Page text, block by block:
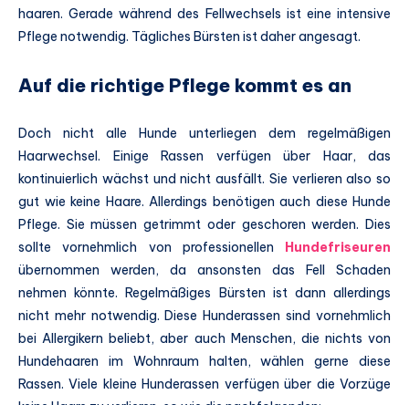
haaren. Gerade während des Fellwechsels ist eine intensive
Pflege notwendig. Tägliches Bürsten ist daher angesagt.
Auf die richtige Pflege kommt es an
Doch nicht alle Hunde unterliegen dem regelmäßigen
Haarwechsel. Einige Rassen verfügen über Haar, das
kontinuierlich wächst und nicht ausfällt. Sie verlieren also so
gut wie keine Haare. Allerdings benötigen auch diese Hunde
Pflege. Sie müssen getrimmt oder geschoren werden. Dies
sollte vornehmlich von professionellen Hundefriseuren
übernommen werden, da ansonsten das Fell Schaden
nehmen könnte. Regelmäßiges Bürsten ist dann allerdings
nicht mehr notwendig. Diese Hunderassen sind vornehmlich
bei Allergikern beliebt, aber auch Menschen, die nichts von
Hundehaaren im Wohnraum halten, wählen gerne diese
Rassen. Viele kleine Hunderassen verfügen über die Vorzüge